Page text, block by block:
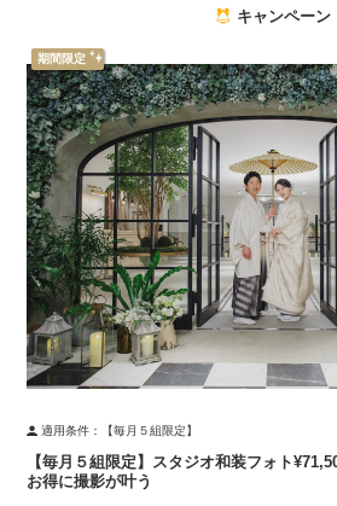
・ウェディングドレス／カラードレス／白無垢
・タキシード／紋付
・衣装小物一式
・着付け
・ヘアメイク
・アートブーケ
・撮影データ100カット
▼お料理コース内容（6名様分）
・オードブル
・肉料理
・魚料理
・デザート
・ソフトドリンク／アルコール（フリードリン
※1名様追加／13,750円(税込)
※諸条件により、追加料金が発生する場合がご
キャンペーン
期間限定
適用条件： 【毎月５組限定】
【毎月５組限定】スタジオ和装フォト
お得に撮影が叶う